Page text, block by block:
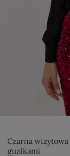
Czarna
guzikami